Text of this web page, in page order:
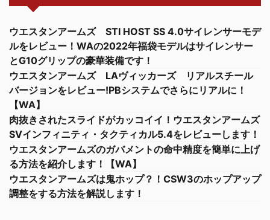
ウエスタンアームズ STI HOST SS 4.0サイレンサーモデ
ルをレビュー！WAの2022年福袋モデルはサイレンサー
とG10グリップの豪華装備です！
ウエスタンアームズ LAヴィッカーズ リアルスチール
バージョンをレビュー!PBシステムでさらにリアルに！
【WA】
肉抜きされたスライドがカッコイイ！ウエスタンアームズ
SVインフィニティ・タクティカル5.4をレビューします！
ウエスタンアームズのガバメントの命中精度を簡単に上げ
る方法を紹介します！【WA】
ウエスタンアームズは鬼ホップ？！CSW3のホップアップ
調整をする方法を解説します！